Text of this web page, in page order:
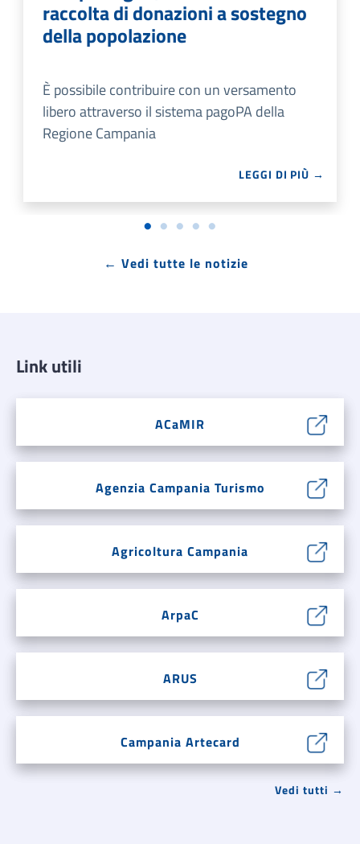
raccolta di donazioni a sostegno
della popolazione
È possibile contribuire con un versamento
libero attraverso il sistema pagoPA della
Regione Campania
LEGGI DI PIÙ →
← Vedi tutte le notizie
Link utili
ACaMIR
Agenzia Campania Turismo
Agricoltura Campania
ArpaC
ARUS
Campania Artecard
Vedi tutti →